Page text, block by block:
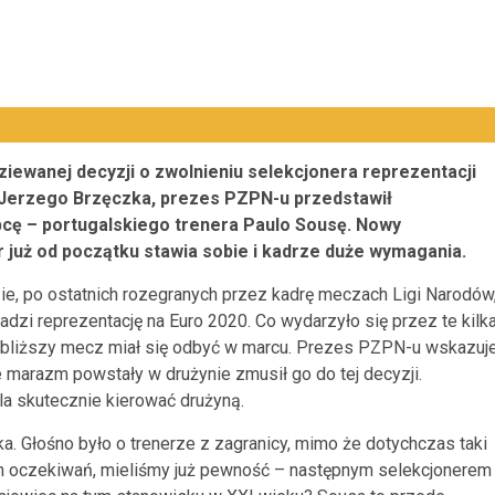
decyzji o zwolnieniu selekcjonera reprezentacji
Brzęczka, prezes PZPN-u przedstawił
– portugalskiego trenera Paulo Sousę. Nowy
od początku stawia sobie i kadrze duże wymagania.
po ostatnich rozegranych przez kadrę meczach Ligi
reprezentację na Euro 2020. Co wydarzyło się przez te
mecz miał się odbyć w marcu. Prezes PZPN-u
powstały w drużynie zmusił go do tej decyzji.
skutecznie kierować drużyną.
Głośno było o trenerze z zagranicy, mimo że dotychczas taki
mieliśmy już pewność – następnym selekcjonerem